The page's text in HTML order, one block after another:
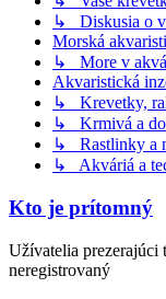
↳ Diskusia o
Morská
↳ More v
Akvaristická
↳ Krevetky,
↳ Krmivá a
↳ Rastlinky a
↳ Akváriá a
Kto je prítomný
Užívatelia prezerajúci
neregistrovaný